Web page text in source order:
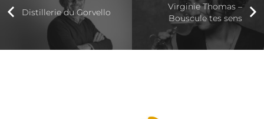
Distillerie du Gorvello
Virginie Thomas –
Bouscule tes sens